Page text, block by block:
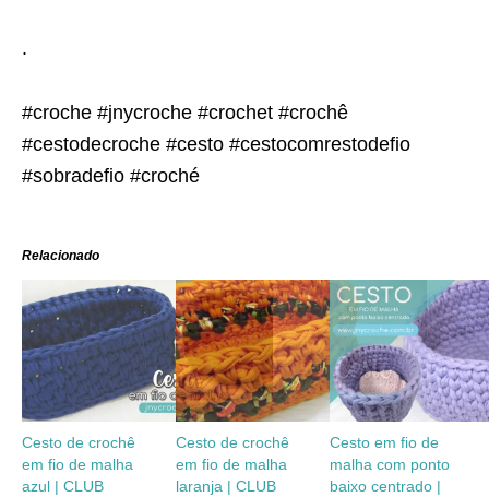
.
#croche #jnycroche #crochet #crochê
#cestodecroche #cesto #cestocomrestodefio
#sobradefio #croché
Relacionado
Cesto de crochê
em fio de malha
azul | CLUB
Cesto de crochê
em fio de malha
laranja | CLUB
Cesto em fio de
malha com ponto
baixo centrado |